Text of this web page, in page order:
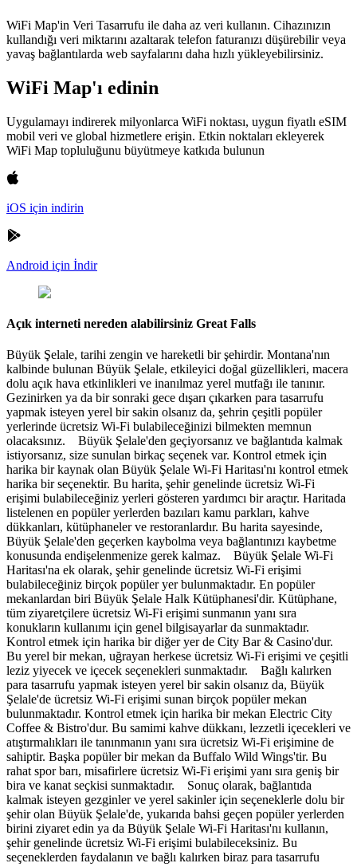
WiFi Map'in Veri Tasarrufu ile daha az veri kullanın. Cihazınızın
kullandığı veri miktarını azaltarak telefon faturanızı düşürebilir veya
yavaş bağlantılarda web sayfalarını daha hızlı yükleyebilirsiniz.
WiFi Map'ı edinin
Uygulamayı indirerek milyonlarca WiFi noktası, uygun fiyatlı eSIM
mobil veri ve global hizmetlere erişin. Etkin noktaları ekleyerek
WiFi Map topluluğunu büyütmeye katkıda bulunun
iOS için indirin
Android için İndir
Açık interneti nereden alabilirsiniz Great Falls
Büyük Şelale, tarihi zengin ve hareketli bir şehirdir. Montana'nın
kalbinde bulunan Büyük Şelale, etkileyici doğal güzellikleri, macera
dolu açık hava etkinlikleri ve inanılmaz yerel mutfağı ile tanınır.
Gezinirken ya da bir sonraki gece dışarı çıkarken para tasarrufu
yapmak isteyen yerel bir sakin olsanız da, şehrin çeşitli popüler
yerlerinde ücretsiz Wi-Fi bulabileceğinizi bilmekten memnun
olacaksınız. Büyük Şelale'den geçiyorsanız ve bağlantıda kalmak
istiyorsanız, size sunulan birkaç seçenek var. Kontrol etmek için
harika bir kaynak olan Büyük Şelale Wi-Fi Haritası'nı kontrol etmek
harika bir seçenektir. Bu harita, şehir genelinde ücretsiz Wi-Fi
erişimi bulabileceğiniz yerleri gösteren yardımcı bir araçtır. Haritada
listelenen en popüler yerlerden bazıları kamu parkları, kahve
dükkanları, kütüphaneler ve restoranlardır. Bu harita sayesinde,
Büyük Şelale'den geçerken kaybolma veya bağlantınızı kaybetme
konusunda endişelenmenize gerek kalmaz. Büyük Şelale Wi-Fi
Haritası'na ek olarak, şehir genelinde ücretsiz Wi-Fi erişimi
bulabileceğiniz birçok popüler yer bulunmaktadır. En popüler
mekanlardan biri Büyük Şelale Halk Kütüphanesi'dir. Kütüphane,
tüm ziyaretçilere ücretsiz Wi-Fi erişimi sunmanın yanı sıra
konukların kullanımı için genel bilgisayarlar da sunmaktadır.
Kontrol etmek için harika bir diğer yer de City Bar & Casino'dur.
Bu yerel bir mekan, uğrayan herkese ücretsiz Wi-Fi erişimi ve çeşitli
leziz yiyecek ve içecek seçenekleri sunmaktadır. Bağlı kalırken
para tasarrufu yapmak isteyen yerel bir sakin olsanız da, Büyük
Şelale'de ücretsiz Wi-Fi erişimi sunan birçok popüler mekan
bulunmaktadır. Kontrol etmek için harika bir mekan Electric City
Coffee & Bistro'dur. Bu samimi kahve dükkanı, lezzetli içecekleri ve
atıştırmalıkları ile tanınmanın yanı sıra ücretsiz Wi-Fi erişimine de
sahiptir. Başka popüler bir mekan da Buffalo Wild Wings'tir. Bu
rahat spor barı, misafirlere ücretsiz Wi-Fi erişimi yanı sıra geniş bir
bira ve kanat seçkisi sunmaktadır. Sonuç olarak, bağlantıda
kalmak isteyen gezginler ve yerel sakinler için seçeneklerle dolu bir
şehir olan Büyük Şelale'de, yukarıda bahsi geçen popüler yerlerden
birini ziyaret edin ya da Büyük Şelale Wi-Fi Haritası'nı kullanın,
şehir genelinde ücretsiz Wi-Fi erişimi bulabileceksiniz. Bu
seçeneklerden faydalanın ve bağlı kalırken biraz para tasarrufu